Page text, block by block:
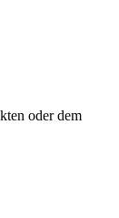
oder dem